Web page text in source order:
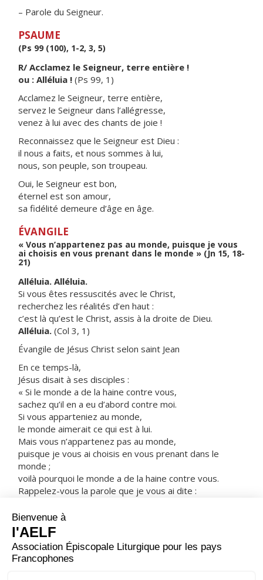
– Parole du Seigneur.
PSAUME
(Ps 99 (100), 1-2, 3, 5)
R/ Acclamez le Seigneur, terre entière !
ou : Alléluia ! (Ps 99, 1)
Acclamez le Seigneur, terre entière,
servez le Seigneur dans l’allégresse,
venez à lui avec des chants de joie !
Reconnaissez que le Seigneur est Dieu :
il nous a faits, et nous sommes à lui,
nous, son peuple, son troupeau.
Oui, le Seigneur est bon,
éternel est son amour,
sa fidélité demeure d’âge en âge.
ÉVANGILE
« Vous n’appartenez pas au monde, puisque je vous
ai choisis en vous prenant dans le monde » (Jn 15, 18-
21)
Alléluia. Alléluia.
Si vous êtes ressuscités avec le Christ,
recherchez les réalités d’en haut :
c’est là qu’est le Christ, assis à la droite de Dieu.
Alléluia. (Col 3, 1)
Évangile de Jésus Christ selon saint Jean
En ce temps-là,
Jésus disait à ses disciples :
« Si le monde a de la haine contre vous,
sachez qu’il en a eu d’abord contre moi.
Si vous apparteniez au monde,
le monde aimerait ce qui est à lui.
Mais vous n’appartenez pas au monde,
puisque je vous ai choisis en vous prenant dans le
monde ;
voilà pourquoi le monde a de la haine contre vous.
Rappelez-vous la parole que je vous ai dite :
Si l’on m’a persécuté,
on vous persécutera, vous aussi.
Si l’on a gardé ma parole,
on gardera aussi la vôtre.
Les gens vous traiteront ainsi à cause de mon nom,